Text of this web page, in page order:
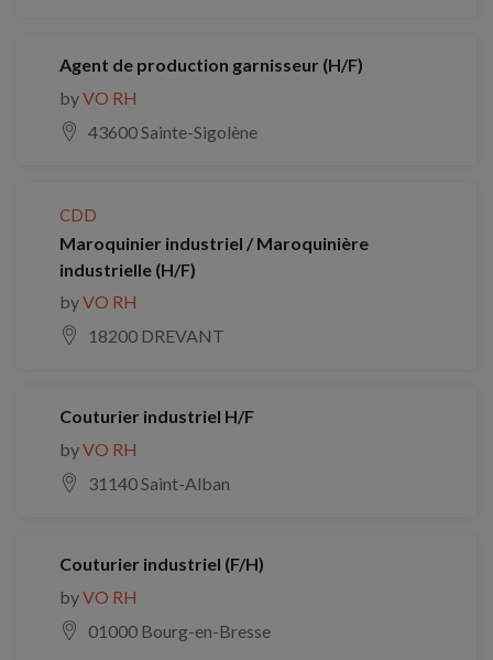
Agent de production garnisseur (H/F)
byVO RH
43600 Sainte-Sigolène
CDD
Maroquinier industriel / Maroquinière
industrielle (H/F)
byVO RH
18200 DREVANT
Couturier industriel H/F
byVO RH
31140 Saint-Alban
Couturier industriel (F/H)
byVO RH
01000 Bourg-en-Bresse